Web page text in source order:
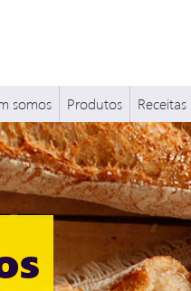
somos Produtos Receitas